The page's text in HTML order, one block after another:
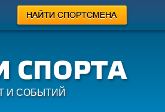
И СОБЫТИЙ